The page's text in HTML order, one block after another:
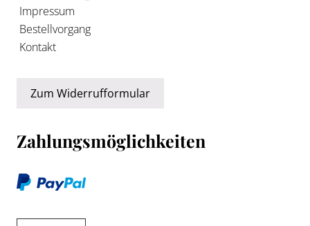
Impressum
Bestellvorgang
Kontakt
Zum Widerrufformular
Zahlungsmöglichkeiten